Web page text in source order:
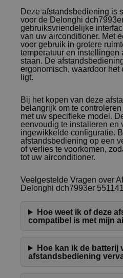
Deze afstandsbediening is
voor de Delonghi
gebruiksvriendelijke
van uw airconditioner. Met
voor gebruik in grotere
temperatuur en instellingen
staan. De
ergonomisch, waardoor het
ligt.
Bij het kopen van deze
belangrijk om te
met uw specifieke model.
eenvoudig te installeren en
ingewikkelde configuratie.
afstandsbediening op een
of verlies te voorkomen,
tot uw airconditioner.
Veelgestelde Vragen over
Delonghi dch7993er
Hoe weet ik of deze
compatibel is met mijn
Hoe kan ik de batterij
afstandsbediening